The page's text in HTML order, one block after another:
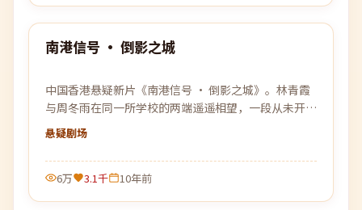
最新
南港信号 · 倒影之城
中国香港悬疑新片《南港信号 · 倒影之城》。林青霞
与周冬雨在同一所学校的两端遥遥相望，一段从未开始
的故事悄悄改变了彼此的人生。
悬疑剧场
6万 3.1千 10年前